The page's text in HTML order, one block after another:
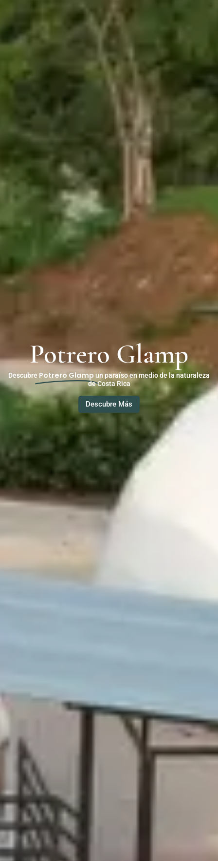
Potrero Glamp
Descubre Potrero Glamp un paraíso en medio de la naturaleza
de Costa Rica
Descubre Más